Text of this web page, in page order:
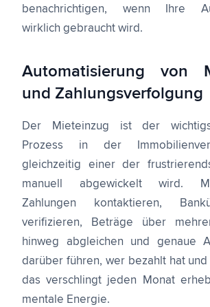
benachrichtigen, wenn Ihre
wirklich gebraucht wird.
Automatisierung von
und Zahlungsverfolgung
Der Mieteinzug ist der
Prozess in der
gleichzeitig einer der
manuell abgewickelt wird.
Zahlungen kontaktieren,
verifizieren, Beträge über
hinweg abgleichen und genaue
darüber führen, wer bezahlt hat und
das verschlingt jeden Monat
mentale Energie.